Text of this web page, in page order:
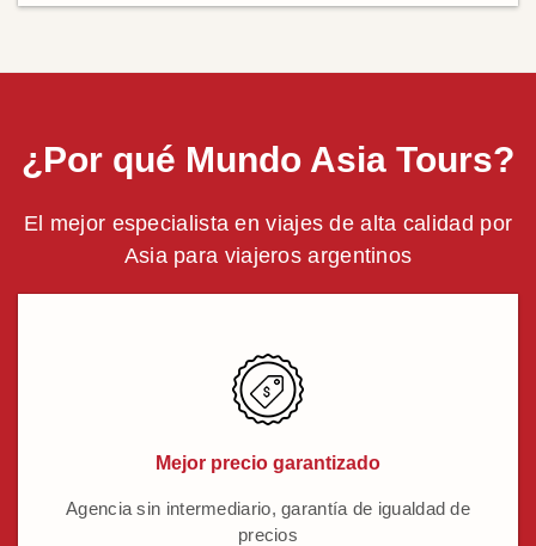
¿Por qué Mundo Asia Tours?
El mejor especialista en viajes de alta calidad por
Asia para viajeros argentinos
Mejor precio garantizado
Agencia sin intermediario, garantía de igualdad de
precios